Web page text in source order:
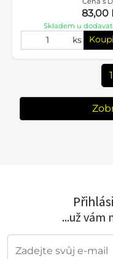
83,00
Skladem u
ks
1
...už vám